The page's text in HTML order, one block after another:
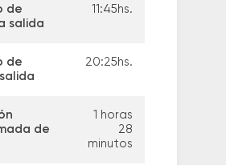
de
salida
11:45hs.
de
20:25hs.
de
1 horas
28
minutos